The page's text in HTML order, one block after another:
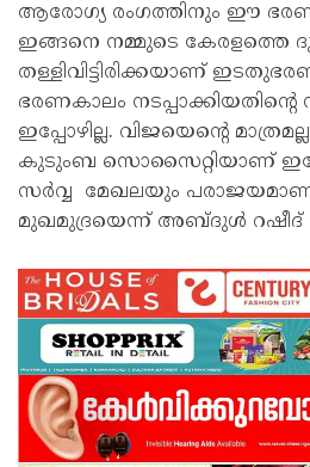
ആരോഗ്യ രംഗത്തിനും ഈ
ഇങ്ങനെ നമ്മുടെ കേരളത്തെ
തള്ളിവിട്ടിരിക്കയാണ്
ഭരണകാലം നടപ്പാക്കിയതിൻ്റെ
ഇപ്പോഴില്ല. വിജയെൻ്റെ
കുടുംബ സൊസൈറ്റിയാണ്
സർവ്വ മേഖലയും
മുഖമുദ്രയെന്ന് അബ്ദുൾ